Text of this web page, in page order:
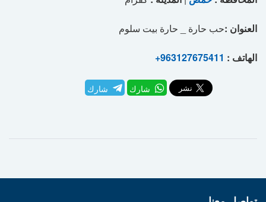
العنوان :حب حارة _ حارة بيت سلوم
الهاتف : +963127675411
شارك شارك